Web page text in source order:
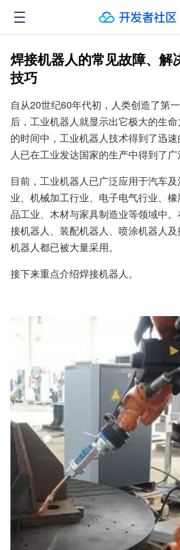
焊接机器人的常见故障、解
技巧
自从20世纪60年代初，人类创造了第
后，工业机器人就显示出它极大的生
的时间中，工业机器人技术得到了迅
人已在工业发达国家的生产中得到了广
目前，工业机器人已广泛应用于汽车
业、机械加工行业、电子电气行业、
品工业、木材与家具制造业等领域中
接机器人、装配机器人、喷涂机器人
机器人都已被大量采用。
接下来重点介绍焊接机器人。